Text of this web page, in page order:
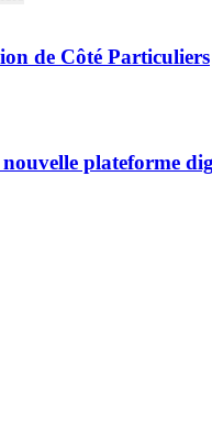
de Côté Particuliers
plateforme